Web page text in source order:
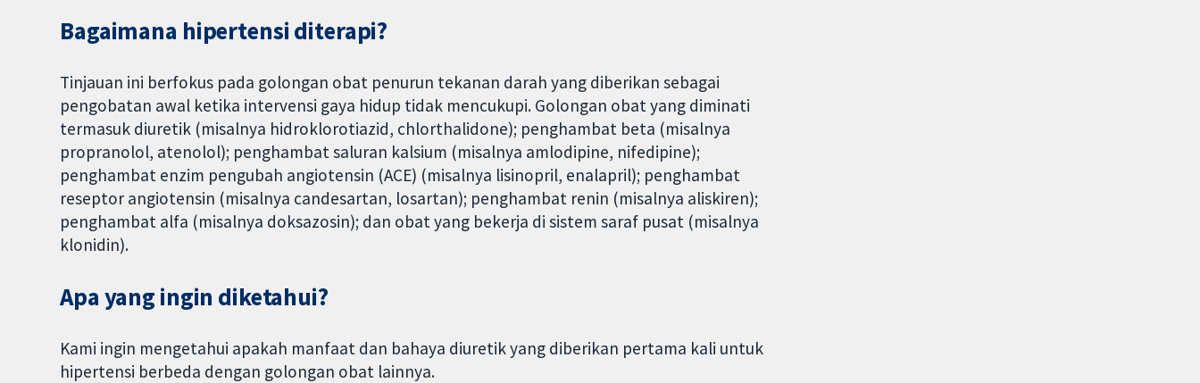
Bagaimana hipertensi diterapi?
Tinjauan ini berfokus pada golongan obat penurun tekanan darah yang diberikan sebagai
pengobatan awal ketika intervensi gaya hidup tidak mencukupi. Golongan obat yang diminati
termasuk diuretik (misalnya hidroklorotiazid, chlorthalidone); penghambat beta (misalnya
propranolol, atenolol); penghambat saluran kalsium (misalnya amlodipine, nifedipine);
penghambat enzim pengubah angiotensin (ACE) (misalnya lisinopril, enalapril); penghambat
reseptor angiotensin (misalnya candesartan, losartan); penghambat renin (misalnya aliskiren);
penghambat alfa (misalnya doksazosin); dan obat yang bekerja di sistem saraf pusat (misalnya
klonidin).
Apa yang ingin diketahui?
Kami ingin mengetahui apakah manfaat dan bahaya diuretik yang diberikan pertama kali untuk
hipertensi berbeda dengan golongan obat lainnya.